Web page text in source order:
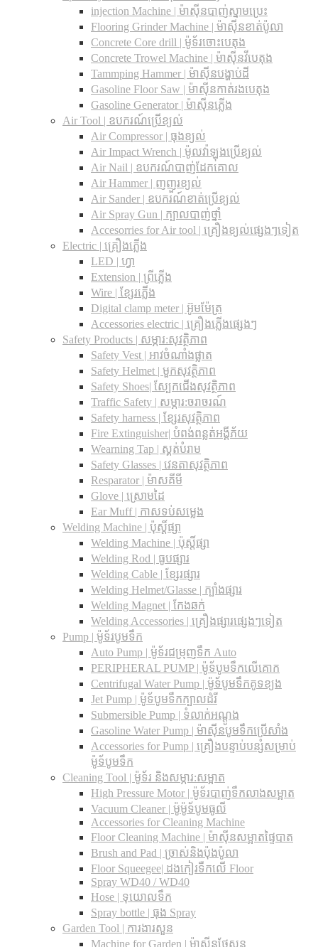
injection Machine | ម៉ាស៊ីនបាញ់ស្នាមប្រេះ
Flooring Grinder Machine | ម៉ាស៊ីនខាត់ប៉ូលា
Concrete Core drill | ម៉ូទ័រចោះបេតុង
Concrete Trowel Machine | ម៉ាស៊ីនវីបេតុង
Tammping Hammer | ម៉ាស៊ីនបង្ហាប់ដី
Gasoline Floor Saw | ម៉ាស៊ីនកាត់រងបេតុង
Gasoline Generator | ម៉ាស៊ីនភ្លើង
Air Tool | ឧបករណ៍ប្រើខ្យល់
Air Compressor | ធុងខ្យល់
Air Impact Wrench | ម៉ូលវ៉ាឡុងប្រើខ្យល់
Air Nail | ឧបករណ៍បាញ់ដែកគោល
Air Hammer | ញញួរខ្យល់
Air Sander | ឧបករណ៍ខាត់ប្រើខ្យល់
Air Spray Gun | ក្បាលបាញ់ថ្នាំ
Accesorries for Air tool | គ្រឿងខ្យល់ផ្សេងៗទៀត
Electric | គ្រឿងភ្លើង
LED | ហ្វា
Extension | ព្រីភ្លើង
Wire | ខ្សែរភ្លើង
Digital clamp meter | អ៊ូមម៉ែត្រ
Accessories electric | គ្រឿងភ្លើងផ្សេងៗ
Safety Products | សម្ភារ:សុវត្ថិភាព
Safety Vest | អាវចំណាំងផ្លាត
Safety Helmet | មួកសុវត្ថិភាព
Safety Shoes| ស្បែកជើងសុវត្ថិភាព
Traffic Safety​ | សម្ភារ:ចរាចរណ៍
Safety harness | ខ្សែរសុវត្ថិភាព
Fire Extinguisher| បំពង់ពន្លត់អង្គីភ័យ
Wearning Tap | ស្គត់បំរាម
Safety Glasses | វេនតាសុវត្ថិភាព
Resparator | ម៉ាសគីមី
Glove | ស្រោមដៃ
Ear Muff | កាសទប់សម្លេង
Welding Machine | ប៉ុស្តិ៍ផ្សា
Welding Machine | ប៉ុស្តិ៍ផ្សា
Welding Rod | ធូបផ្សារ
Welding Cable | ខ្សែរផ្សារ
Welding Helmet/Glasse | ក្បាំងផ្សារ
Welding Magnet | កែងឆក់
Welding Accessories | គ្រឿងផ្សារផ្សេងៗទៀត
Pump | ម៉ូទ័របូមទឹក
Auto Pump | ម៉ូទ័រជម្រុញទឹក Auto
PERIPHERAL PUMP | ម៉ូទ័បូមទឹកលើគោក
Centrifugal Water Pump | ម៉ូទ័បូមទឹកគូទខ្យង
Jet Pump | ម៉ូទ័បូមទឹកក្បាលដំរី
Submersible Pump | ទំលាក់អណ្តូង
Gasoline Water Pump | ម៉ាស៊ីនបូមទឹកប្រើសាំង
Accessories for Pump | គ្រឿងបន្ទាប់បន្សំសម្រាប់
ម៉ូទ័បូមទឹក
Cleaning Tool | ម៉ូទ័រ និងសម្ភារ:សម្អាត
High Pressure Motor | ម៉ូទ័របាញ់ទឹកលាងសម្អាត
Vacuum Cleaner | ម៉ូម៉ូទ័បូមធូលី
Accessories for Cleaning Machine
Floor Cleaning Machine | ម៉ាស៊ីនសម្អាតផ្ទៃបាត
Brush and Pad | ច្រាស់និងប៉ុងប៉ូលា
Floor Squeegee| ដងកៀរទឺកលើ Floor
Spray WD40 / WD40
Hose | ទុយោលទឹក
Spray bottle | ធុង Spray
Garden Tool | ការងារសួន
Machine for Garden | ម៉ាស៊ីនថែសួន